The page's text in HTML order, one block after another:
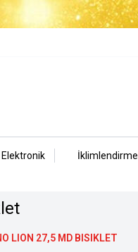
Elektronik İklimlendirme
LION 27,5 MD BISIKLET